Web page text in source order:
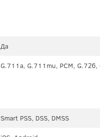
Да
G.711a, G.711mu, PCM, G.726,
Smart PSS, DSS, DMSS